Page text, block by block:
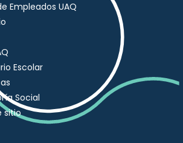
Empleados UAQ
Escolar
Social
sitio